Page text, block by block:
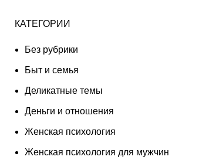
КАТЕГОРИИ
Без рубрики
Быт и семья
Деликатные темы
Деньги и отношения
Женская психология
Женская психология для мужчин